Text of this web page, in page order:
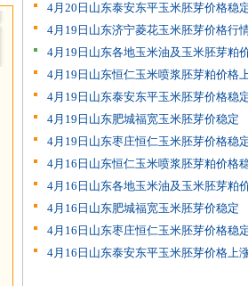
4月20日山东泰安东平玉米胚芽价格稳
4月19日山东济宁菱花玉米胚芽价格行
4月19日山东各地玉米油及玉米胚芽粕
4月19日山东恒仁玉米喷浆胚芽粕价格
4月19日山东泰安东平玉米胚芽价格稳
4月19日山东肥城福宽玉米胚芽价稳定
4月19日山东枣庄恒仁玉米胚芽价格稳
4月16日山东恒仁玉米喷浆胚芽粕价格
4月16日山东各地玉米油及玉米胚芽粕
4月16日山东肥城福宽玉米胚芽价稳定
4月16日山东枣庄恒仁玉米胚芽价格稳
4月16日山东泰安东平玉米胚芽价格上